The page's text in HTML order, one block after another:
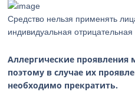
Средство нельзя применять
индивидуальная
Аллергические проявления
поэтому в случае их
необходимо прекратить.